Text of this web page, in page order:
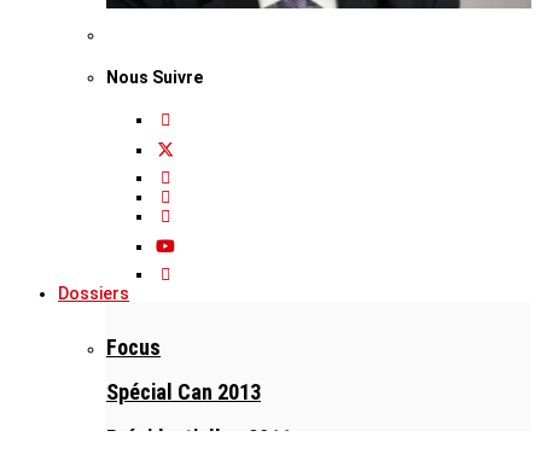
Nous Suivre
Dossiers
Focus
Spécial Can 2013
Présidentielles 2011